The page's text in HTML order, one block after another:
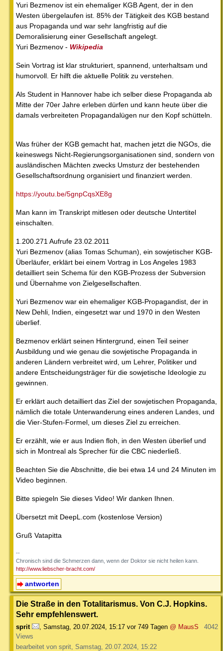
Yuri Bezmenov ist ein ehemaliger KGB Agent, der in den
Westen übergelaufen ist. 85% der Tätigkeit des KGB bestand
aus Propaganda und war sehr langfristig auf die
Demoralisierung einer Gesellschaft angelegt.
Yuri Bezmenov - Wikipedia
Sein Vortrag ist klar strukturiert, spannend, unterhaltsam und
humorvoll. Er hilft die aktuelle Politik zu verstehen.
Als Student in Hannover habe ich selber diese Propaganda ab
Mitte der 70er Jahre erleben dürfen und kann heute über die
damals verbreiteten Propagandalügen nur den Kopf schütteln.
Was früher der KGB gemacht hat, machen jetzt die NGOs, die
keineswegs Nicht-Regierungsorganisationen sind, sondern von
ausländischen Mächten zwecks Umsturz der bestehenden
Gesellschaftsordnung organisiert und finanziert werden.
https://youtu.be/5gnpCqsXE8g
Man kann im Transkript mitlesen oder deutsche Untertitel
einschalten.
1.200.271 Aufrufe 23.02.2011
Yuri Bezmenov (alias Tomas Schuman), ein sowjetischer KGB-
Überläufer, erklärt bei einem Vortrag in Los Angeles 1983
detailliert sein Schema für den KGB-Prozess der Subversion
und Übernahme von Zielgesellschaften.
Yuri Bezmenov war ein ehemaliger KGB-Propagandist, der in
New Dehli, Indien, eingesetzt war und 1970 in den Westen
überlief.
Bezmenov erklärt seinen Hintergrund, einen Teil seiner
Ausbildung und wie genau die sowjetische Propaganda in
anderen Ländern verbreitet wird, um Lehrer, Politiker und
andere Entscheidungsträger für die sowjetische Ideologie zu
gewinnen.
Er erklärt auch detailliert das Ziel der sowjetischen Propaganda,
nämlich die totale Unterwanderung eines anderen Landes, und
die Vier-Stufen-Formel, um dieses Ziel zu erreichen.
Er erzählt, wie er aus Indien floh, in den Westen überlief und
sich in Montreal als Sprecher für die CBC niederließ.
Beachten Sie die Abschnitte, die bei etwa 14 und 24 Minuten im
Video beginnen.
Bitte spiegeln Sie dieses Video! Wir danken Ihnen.
Übersetzt mit DeepL.com (kostenlose Version)
Gruß Vatapitta
--
Chronisch sind die Schmerzen dann, wenn der Doktor sie nicht heilen kann.
http://www.liebscher-bracht.com/
antworten
Die Straße in den Totalitarismus. Von C.J. Hopkins.
Sehr empfehlenswert.
sprit Samstag, 20.07.2024, 15:17 vor 749 Tagen @ MausS
4042
Views
bearbeitet von sprit, Samstag, 20.07.2024, 15:22